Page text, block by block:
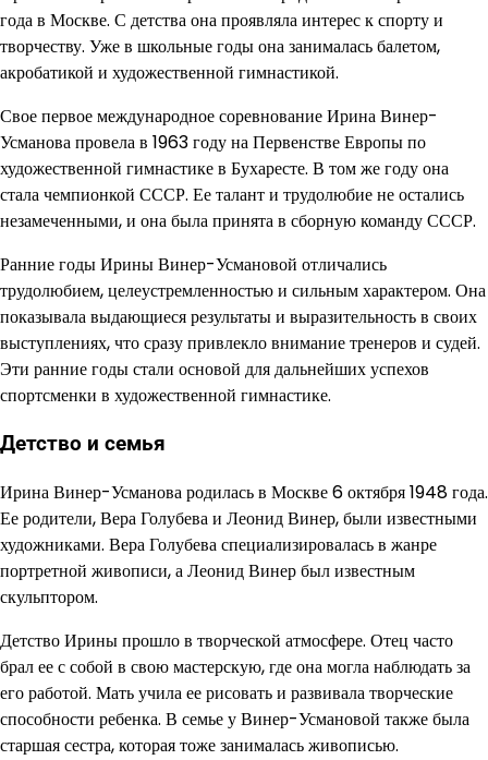
года в Москве. С детства она проявляла интерес к спорту и
творчеству. Уже в школьные годы она занималась балетом,
акробатикой и художественной гимнастикой.
Свое первое международное соревнование Ирина Винер-
Усманова провела в 1963 году на Первенстве Европы по
художественной гимнастике в Бухаресте. В том же году она
стала чемпионкой СССР. Ее талант и трудолюбие не остались
незамеченными, и она была принята в сборную команду СССР.
Ранние годы Ирины Винер-Усмановой отличались
трудолюбием, целеустремленностью и сильным характером. Она
показывала выдающиеся результаты и выразительность в своих
выступлениях, что сразу привлекло внимание тренеров и судей.
Эти ранние годы стали основой для дальнейших успехов
спортсменки в художественной гимнастике.
Детство и семья
Ирина Винер-Усманова родилась в Москве 6 октября 1948 года.
Ее родители, Вера Голубева и Леонид Винер, были известными
художниками. Вера Голубева специализировалась в жанре
портретной живописи, а Леонид Винер был известным
скульптором.
Детство Ирины прошло в творческой атмосфере. Отец часто
брал ее с собой в свою мастерскую, где она могла наблюдать за
его работой. Мать учила ее рисовать и развивала творческие
способности ребенка. В семье у Винер-Усмановой также была
старшая сестра, которая тоже занималась живописью.